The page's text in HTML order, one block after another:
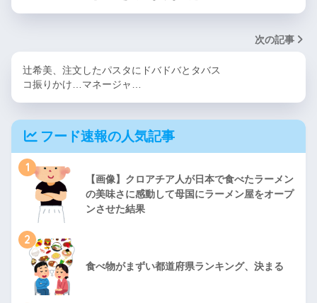
次の記事
辻希美、注文したパスタにドバドバとタバス
コ振りかけ…マネージャ…
フード速報の人気記事
1
【画像】クロアチア人が日本で食べたラーメン
の美味さに感動して母国にラーメン屋をオープ
ンさせた結果
2
食べ物がまずい都道府県ランキング、決まる